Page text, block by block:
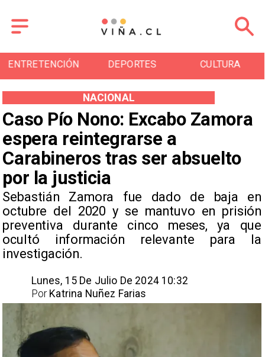
DEPORTES CULTURA
Caso Pío Nono: Excabo Zamora
espera reintegrarse a
Carabineros tras ser absuelto
por la justicia
Sebastián Zamora fue dado de baja en
octubre del 2020 y se mantuvo en prisión
preventiva durante cinco meses, ya que
ocultó información relevante para la
investigación.
NACIONAL
Lunes, 15 De Julio De 2024 10:32
Katrina Nuñez Farias
Por